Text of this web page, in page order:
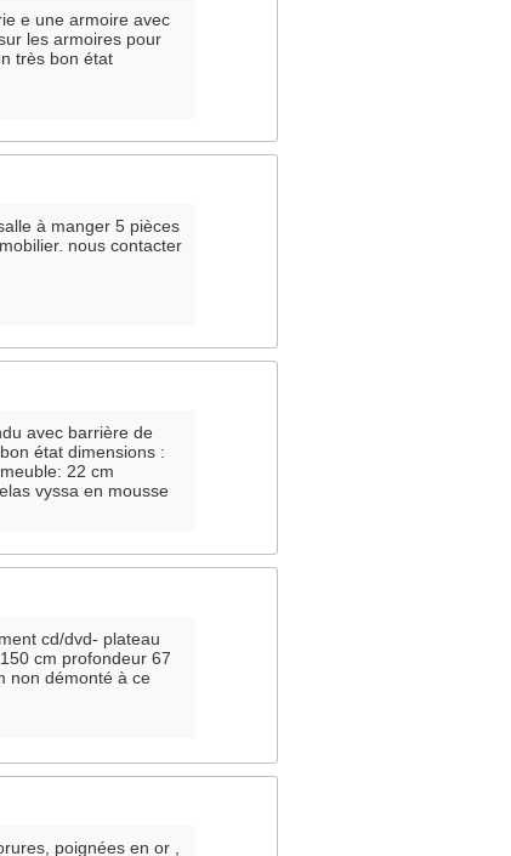
e une armoire avec
les armoires pour
très bon état
à manger 5 pièces
nous contacter
avec barrière de
état dimensions :
22 cm
vyssa en mousse
cd/dvd- plateau
cm profondeur 67
non démonté à ce
poignées en or ,